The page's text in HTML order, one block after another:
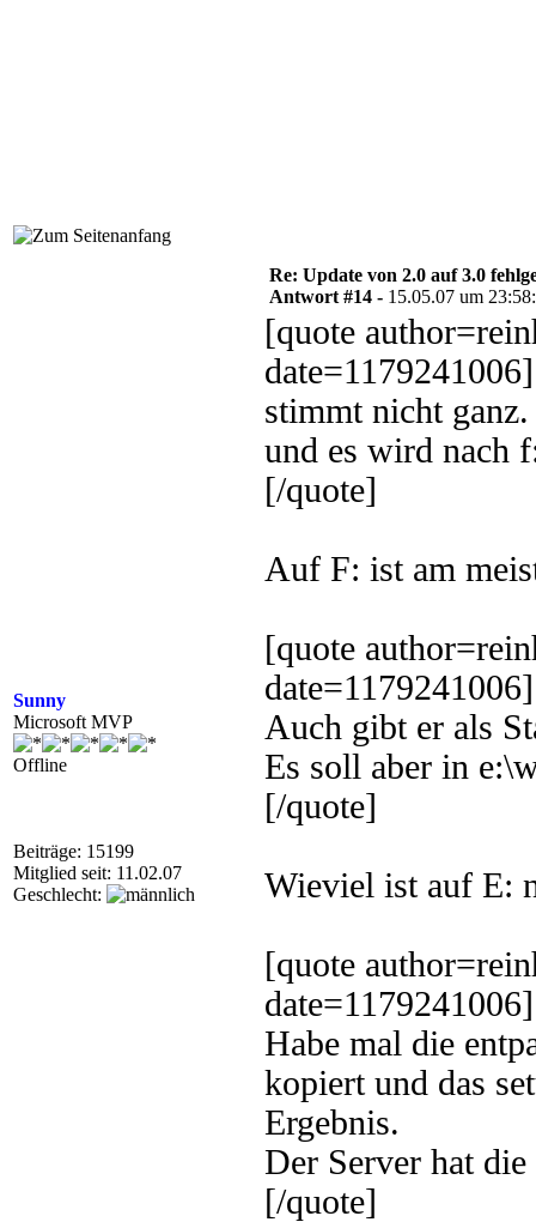
Sunny
Microsoft MVP
Offline
Beiträge: 15199
Mitglied seit: 11.02.07
Geschlecht:
Re: Update von 2.0 auf 3.0
Antwort #14 - 15.05.07 um
[quote
date=1179241006]
stimmt nicht
und es wird nach
[/quote]
Auf F: ist am
[quote
date=1179241006]
Auch gibt er als
Es soll aber in
[/quote]
Wieviel ist auf E:
[quote
date=1179241006]
Habe mal die
kopiert und das
Ergebnis.
Der Server hat
[/quote]